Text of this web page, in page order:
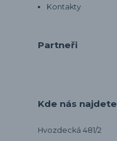
Kontakty
Partneři
Kde nás najdete
Hvozdecká 481/2